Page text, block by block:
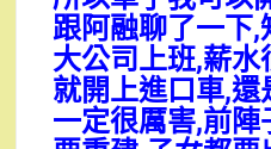
跟阿融聊了一下
大公司上班,薪
就開上進口車,
一定很厲害,前